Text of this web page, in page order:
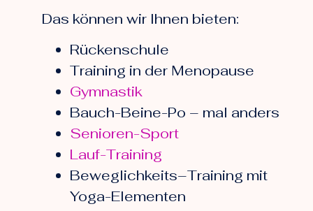
Das können wir Ihnen bieten:
Rückenschule
Training in der Menopause
Gymnastik
Bauch-Beine-Po – mal anders
Senioren-Sport
Lauf-Training
Beweglichkeits–Training mit
Yoga-Elementen